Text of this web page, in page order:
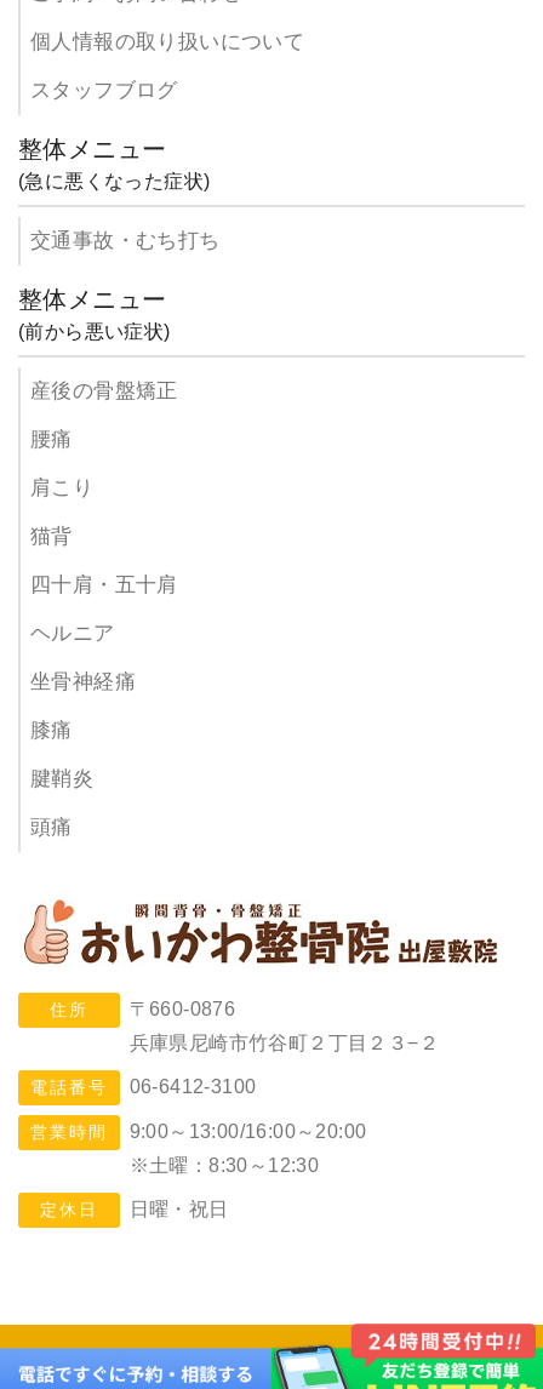
個人情報の取り扱いについて
スタッフブログ
整体メニュー
(急に悪くなった症状)
交通事故・むち打ち
整体メニュー
(前から悪い症状)
産後の骨盤矯正
腰痛
肩こり
猫背
四十肩・五十肩
ヘルニア
坐骨神経痛
膝痛
腱鞘炎
頭痛
住所
〒660-0876
兵庫県尼崎市竹谷町２丁目２３−２
電話番号 06-6412-3100
営業時間
9:00～13:00/16:00～20:00
※土曜：8:30～12:30
定休日 日曜・祝日
©2026,おいかわ整骨院. All rights reserved. Design by ゆいまー